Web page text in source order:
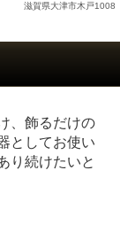
滋賀県大津市木戸1008
、飾るだけの
としてお使い
り続けたいと